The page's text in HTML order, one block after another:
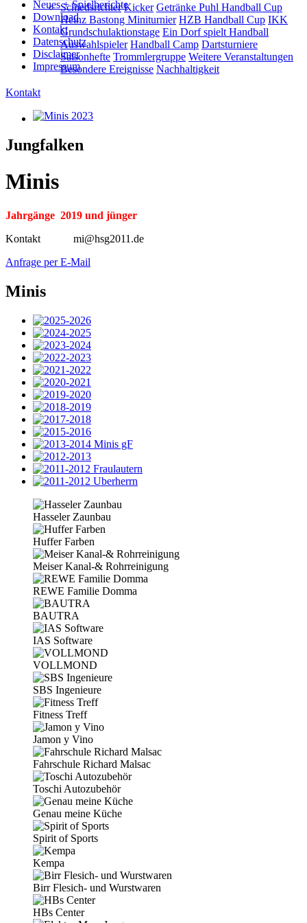
Neues + Spielberichte
Download
Kontakt
Datenschutz
Disclaimer
Impressum
Schiedsrichter Kicker Getränke Puhl Handball Cup
Heinz Bastong Miniturnier HZB Handball Cup IKK
Grundschulaktionstage Ein Dorf spielt Handball
Auswahlspieler Handball Camp Dartsturniere
Saisonhefte Trommlergruppe Weitere Veranstaltungen
Besondere Ereignisse Nachhaltigkeit
Kontakt
Jungfalken
Minis
Jahrgänge 2019 und jünger
Kontakt mi@hsg2011.de
Anfrage per E-Mail
Minis
Hasseler Zaunbau
Huffer Farben
Meiser Kanal-& Rohrreinigung
REWE Familie Domma
BAUTRA
IAS Software
VOLLMOND
SBS Ingenieure
Fitness Treff
Jamon y Vino
Fahrschule Richard Malsac
Toschi Autozubehör
Genau meine Küche
Spirit of Sports
Kempa
Birr Flesich- und Wurstwaren
HBs Center